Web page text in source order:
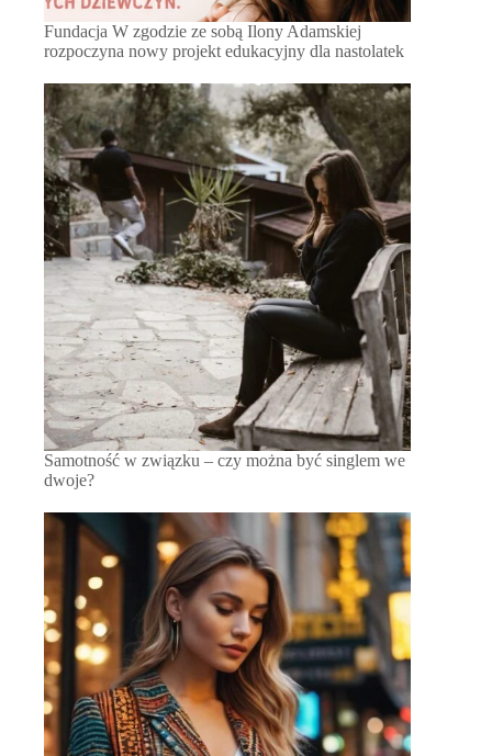
Fundacja W zgodzie ze sobą Ilony Adamskiej
rozpoczyna nowy projekt edukacyjny dla nastolatek
Samotność w związku – czy można być singlem we
dwoje?